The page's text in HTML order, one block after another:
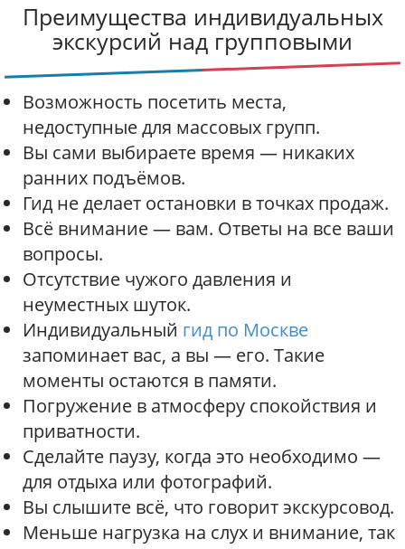
Преимущества индивидуальных
экскурсий над групповыми
Возможность посетить места,
недоступные для массовых групп.
Вы сами выбираете время — никаких
ранних подъёмов.
Гид не делает остановки в точках продаж.
Всё внимание — вам. Ответы на все ваши
вопросы.
Отсутствие чужого давления и
неуместных шуток.
Индивидуальный гид по Москве
запоминает вас, а вы — его. Такие
моменты остаются в памяти.
Погружение в атмосферу спокойствия и
приватности.
Сделайте паузу, когда это необходимо —
для отдыха или фотографий.
Вы слышите всё, что говорит экскурсовод.
Меньше нагрузка на слух и внимание, так